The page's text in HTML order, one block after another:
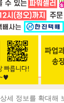
상세 정보를 확대해